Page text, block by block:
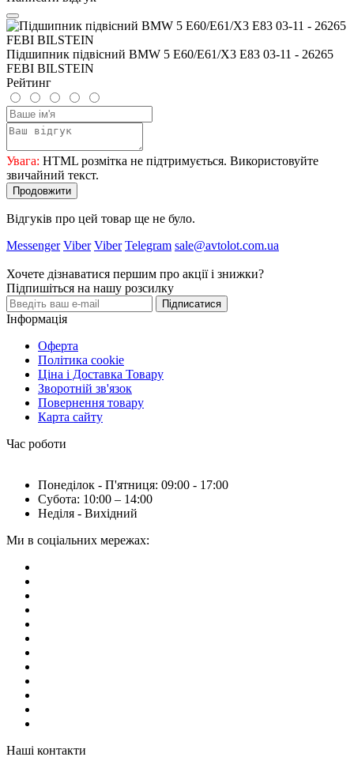
Підшипник підвісний BMW 5 E60/E61/X3 E83 03-11 - 26265
FEBI BILSTEIN
Рейтинг
Увага: HTML розмітка не підтримується. Використовуйте
звичайний текст.
Продовжити
Відгуків про цей товар ще не було.
Messenger Viber Viber Telegram sale@avtolot.com.ua
Хочете дізнаватися першим про акції і знижки?
Підпишіться на нашу розсилку
Підписатися
Інформація
Оферта
Політика cookie
Ціна і Доставка Товару
Зворотній зв'язок
Повернення товару
Карта сайту
Час роботи
Понеділок - П'ятниця: 09:00 - 17:00
Субота: 10:00 – 14:00
Неділя - Вихідний
Ми в соціальних мережах:
Наші контакти